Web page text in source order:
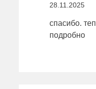
28.11.2025
спасибо.
подробно